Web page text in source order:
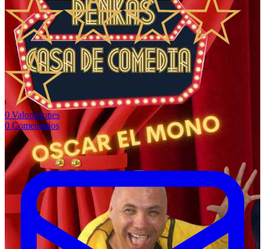
0 Valoraciones
0 Comentarios